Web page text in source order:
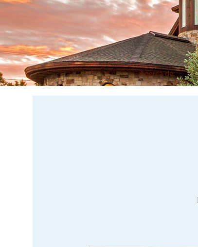
Acerca de